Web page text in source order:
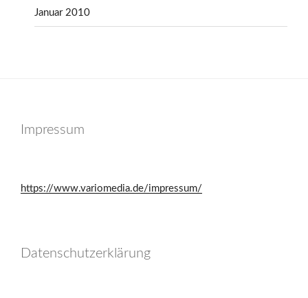
Januar 2010
Impressum
https://www.variomedia.de/impressum/
Datenschutzerklärung